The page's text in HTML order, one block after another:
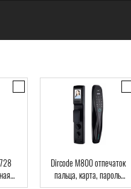
Dircode M800 отпечаток
пальца, карта, пароль,